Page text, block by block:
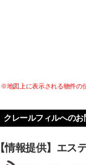
※地図上に表示される物件の
クレールフィルへの
【情報提供】エス